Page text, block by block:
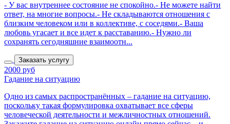
- У вас внутреннее состояние не спокойно.- Не можете найти
ответ, на многие вопросы.- Не складываются отношения с
близким человеком или в коллективе, с соседями.- Ваша
любовь угасает и все идет к расставанию.- Нужно ли
сохранять сегодняшние взаимоотн...
Заказать услугу
2000 руб
Гадание на ситуацию
Одно из самых распространённых – гадание на ситуацию,
поскольку такая формулировка охватывает все сферы
человеческой деятельности и межличностных отношений.